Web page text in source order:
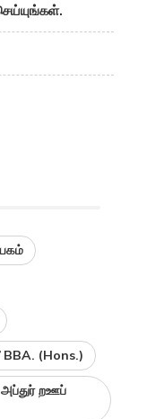
(Hons.)
றஊப்